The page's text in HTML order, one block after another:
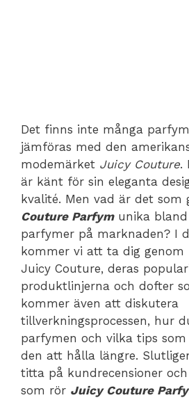
Det finns inte många
jämföras med den
modemärket Juicy Couture.
är känt för sin eleganta
kvalité. Men vad är det som
Couture Parfymunika
parfymer på marknaden? I
kommer vi att ta dig genom
Juicy Couture, deras
produktlinjerna och dofter
kommer även att diskutera
tillverkningsprocessen, hur
parfymen och vilka tips
den att hålla längre.
titta på kundrecensioner
som rör Juicy Couture